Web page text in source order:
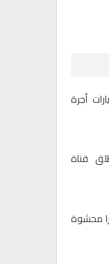
أجرة
قناة
الشيرا محشوة